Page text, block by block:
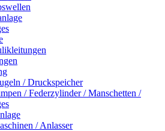
/ Druckspeicher
/ Federzylinder / Manschetten /
/ Anlasser